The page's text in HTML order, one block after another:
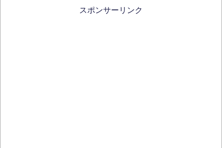
スポンサーリンク